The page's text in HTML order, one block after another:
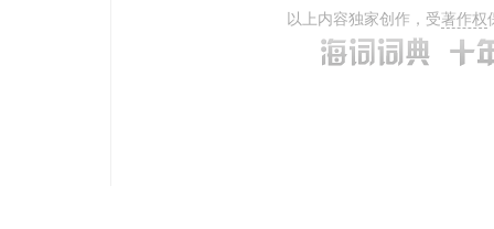
以上内容独家创作，受著作权